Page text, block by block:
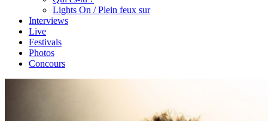
Lights On / Plein feux sur
Interviews
Live
Festivals
Photos
Concours